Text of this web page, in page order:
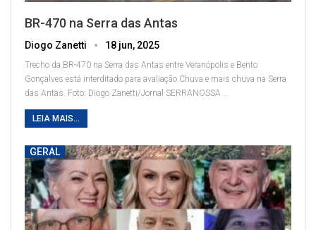
BR-470 na Serra das Antas
Diogo Zanetti 18 jun, 2025
Trecho da BR-470 na Serra das Antas entre Veranópolis e Bento
Gonçalves está interditado para avaliação Chuva e mais chuva na Serra
das Antas. Foto: Diogo Zanetti/Jornal SERRANOSSA …
LEIA MAIS...
GERAL